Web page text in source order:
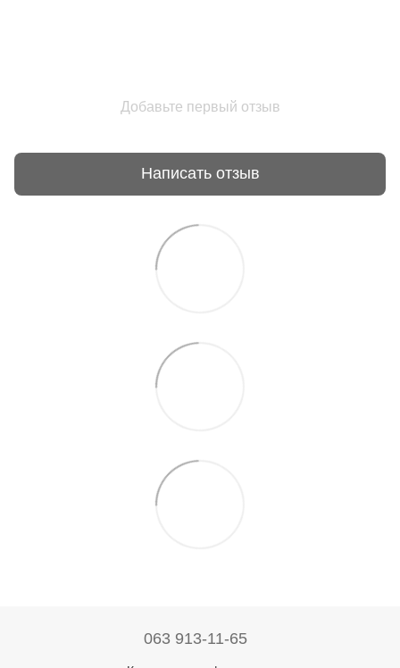
Добавьте первый отзыв
Написать отзыв
063 913-11-65